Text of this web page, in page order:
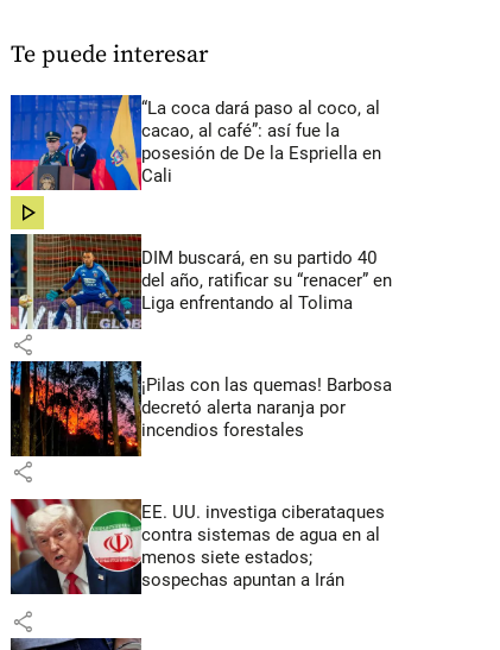
Te puede interesar
“La coca dará paso al coco, al
cacao, al café”: así fue la
posesión de De la Espriella en
Cali
share
DIM buscará, en su partido 40
del año, ratificar su “renacer” en
Liga enfrentando al Tolima
share
¡Pilas con las quemas! Barbosa
decretó alerta naranja por
incendios forestales
share
EE. UU. investiga ciberataques
contra sistemas de agua en al
menos siete estados;
sospechas apuntan a Irán
share